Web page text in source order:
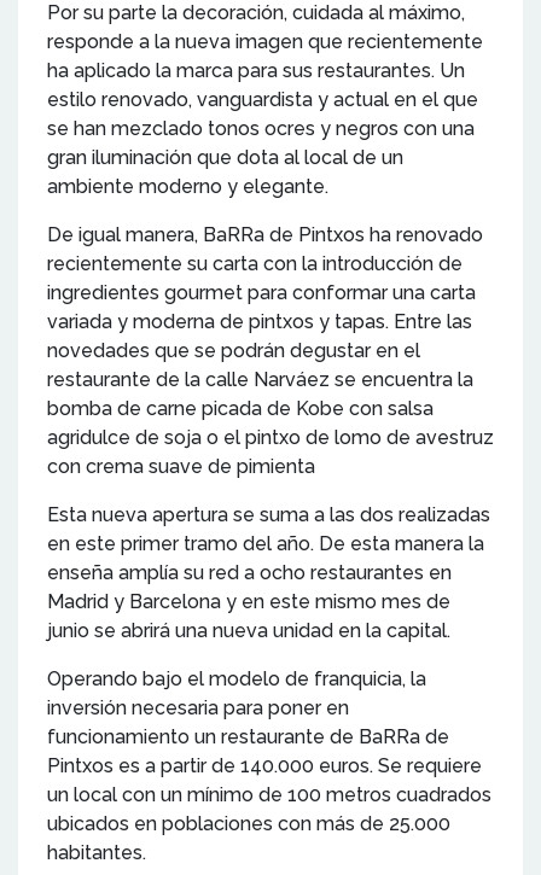
Por su parte la decoración, cuidada al máximo,
responde a la nueva imagen que recientemente
ha aplicado la marca para sus restaurantes. Un
estilo renovado, vanguardista y actual en el que
se han mezclado tonos ocres y negros con una
gran iluminación que dota al local de un
ambiente moderno y elegante.
De igual manera, BaRRa de Pintxos ha renovado
recientemente su carta con la introducción de
ingredientes gourmet para conformar una carta
variada y moderna de pintxos y tapas. Entre las
novedades que se podrán degustar en el
restaurante de la calle Narváez se encuentra la
bomba de carne picada de Kobe con salsa
agridulce de soja o el pintxo de lomo de avestruz
con crema suave de pimienta
Esta nueva apertura se suma a las dos realizadas
en este primer tramo del año. De esta manera la
enseña amplía su red a ocho restaurantes en
Madrid y Barcelona y en este mismo mes de
junio se abrirá una nueva unidad en la capital.
Operando bajo el modelo de franquicia, la
inversión necesaria para poner en
funcionamiento un restaurante de BaRRa de
Pintxos es a partir de 140.000 euros. Se requiere
un local con un mínimo de 100 metros cuadrados
ubicados en poblaciones con más de 25.000
habitantes.